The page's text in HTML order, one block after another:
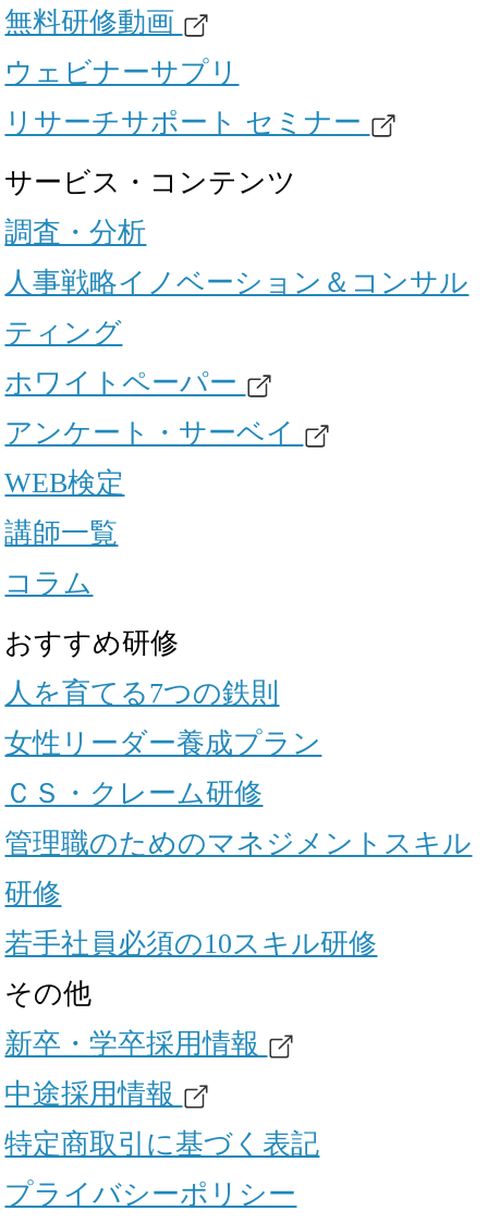
無料研修動画
ウェビナーサプリ
リサーチサポート セミナー
サービス・コンテンツ
調査・分析
人事戦略イノベーション＆コンサル
ティング
ホワイトペーパー
アンケート・サーベイ
WEB検定
講師一覧
コラム
おすすめ研修
人を育てる7つの鉄則
女性リーダー養成プラン
ＣＳ・クレーム研修
管理職のためのマネジメントスキル
研修
若手社員必須の10スキル研修
その他
新卒・学卒採用情報
中途採用情報
特定商取引に基づく表記
プライバシーポリシー